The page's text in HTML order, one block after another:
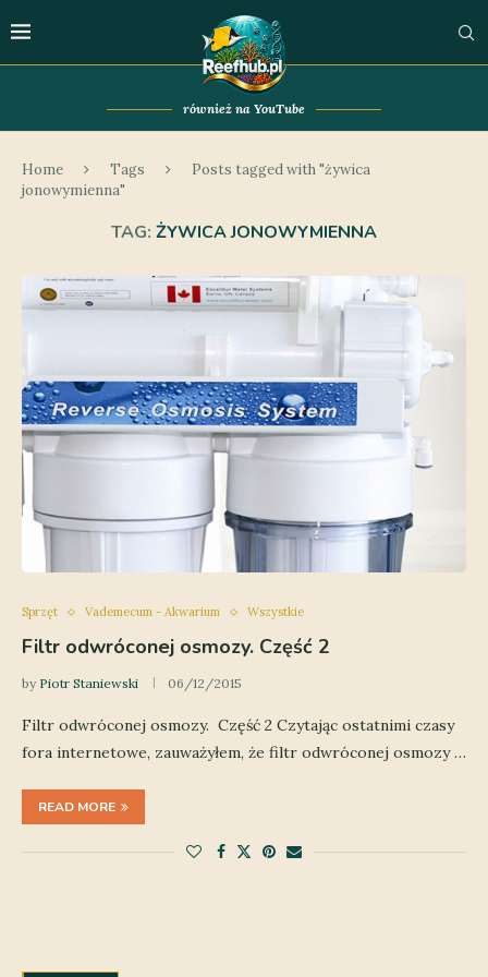
również na YouTube
Home Tags
Posts tagged with "żywica
jonowymienna"
TAG: ŻYWICA JONOWYMIENNA
Sprzęt Vademecum - Akwarium Wszystkie
Filtr odwróconej osmozy. Część 2
by Piotr Staniewski 06/12/2015
Filtr odwróconej osmozy. Część 2 Czytając ostatnimi czasy
fora internetowe, zauważyłem, że filtr odwróconej osmozy …
READ MORE